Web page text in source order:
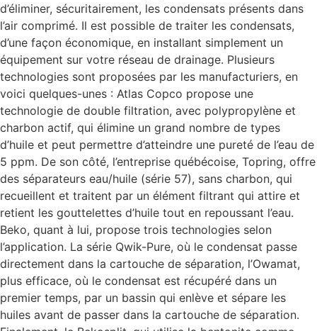
d’éliminer, sécuritairement, les condensats présents dans
l’air comprimé. Il est possible de traiter les condensats,
d’une façon économique, en installant simplement un
équipement sur votre réseau de drainage. Plusieurs
technologies sont proposées par les manufacturiers, en
voici quelques-unes : Atlas Copco propose une
technologie de double filtration, avec polypropylène et
charbon actif, qui élimine un grand nombre de types
d’huile et peut permettre d’atteindre une pureté de l’eau de
5 ppm. De son côté, l’entreprise québécoise, Topring, offre
des séparateurs eau/huile (série 57), sans charbon, qui
recueillent et traitent par un élément filtrant qui attire et
retient les gouttelettes d’huile tout en repoussant l’eau.
Beko, quant à lui, propose trois technologies selon
l’application. La série Qwik-Pure, où le condensat passe
directement dans la cartouche de séparation, l’Owamat,
plus efficace, où le condensat est récupéré dans un
premier temps, par un bassin qui enlève et sépare les
huiles avant de passer dans la cartouche de séparation.